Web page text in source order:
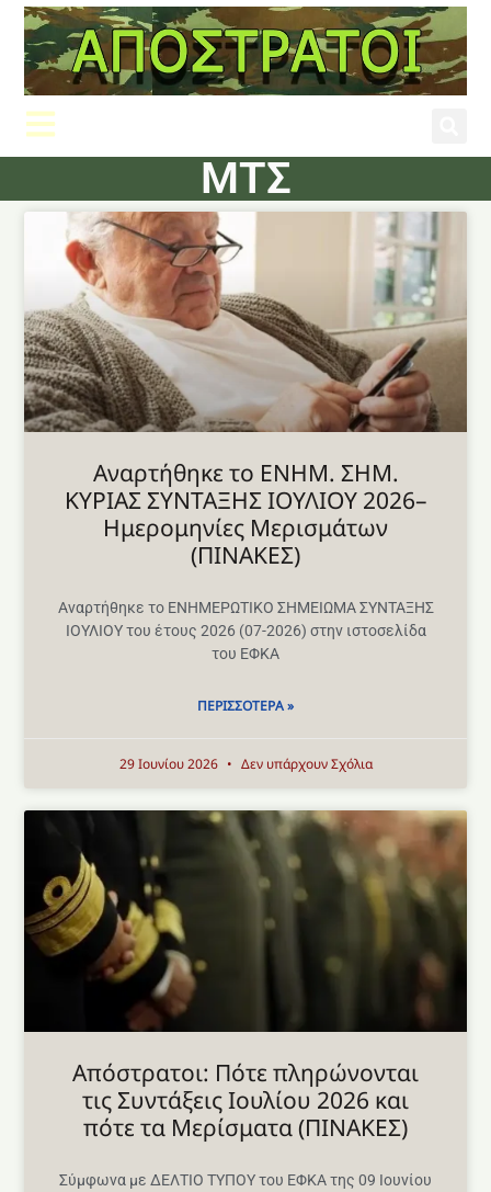
ΜΤΣ
Aναρτήθηκε το ENHM. ΣΗΜ.
ΚΥΡΙΑΣ ΣΥΝΤΑΞΗΣ ΙΟΥΛΙΟΥ 2026–
Ημερομηνίες Μερισμάτων
(ΠΙΝΑΚΕΣ)
Αναρτήθηκε το ΕΝΗΜΕΡΩΤΙΚΟ ΣΗΜΕΙΩΜΑ ΣΥΝΤΑΞΗΣ
ΙΟΥΛΙΟΥ του έτους 2026 (07-2026) στην ιστοσελίδα
του ΕΦΚΑ
ΠΕΡΙΣΣΌΤΕΡΑ »
29 Ιουνίου 2026 Δεν υπάρχουν Σχόλια
Aπόστρατοι: Πότε πληρώνονται
τις Συντάξεις Ιουλίου 2026 και
πότε τα Μερίσματα (ΠΙΝΑΚΕΣ)
Σύμφωνα με ΔΕΛΤΙΟ ΤΥΠΟΥ του ΕΦΚΑ της 09 Ιουνίου